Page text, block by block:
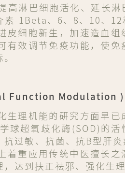
高淋巴细胞活化、延长
-1Beta、6、8、10、12
细胞新生，加速造血组
有效调节免疫功能，使
。
Function Modulation )
生理机能的研究方面早
球超氧歧化酶(SOD)的
过敏、抗菌、抗B型肝
着重应用传统中医擅长
达到扶正祛邪、强化生